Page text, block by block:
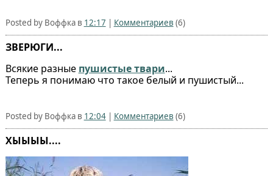
Posted by Воффка в 12:17 | Комментариев (6)
ЗВЕРЮГИ...
Всякие разные пушистые твари...
Теперь я понимаю что такое белый и пушистый...
Posted by Воффка в 12:04| Комментариев (6)
ХЫЫЫЫ....